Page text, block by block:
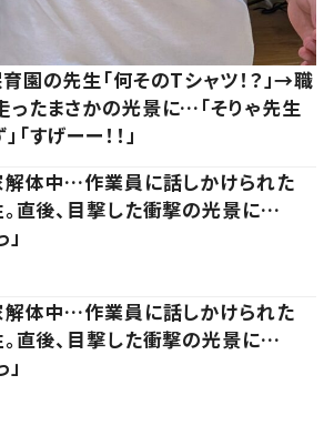
園の先生「何そのTシャツ！？」→職
たまさかの光景に…「そりゃ先生
すげーー！！」
解体中…作業員に話しかけられた
直後、目撃した衝撃の光景に…
」
解体中…作業員に話しかけられた
直後、目撃した衝撃の光景に…
」